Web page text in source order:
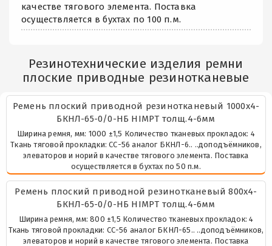
качестве тягового элемента. Поставка
осуществляется в бухтах по 100 п.м.
Резинотехнические изделия ремни
плоские приводные резинотканевые
Ремень плоский приводной резинотканевый 1000х4-
БКНЛ-65-0/0-НБ HIMPT толщ.4-6мм
Ширина ремня, мм: 1000 ±1,5 Количество тканевых прокладок: 4
Ткань тяговой прокладки: СС-56 аналог БКНЛ-6.. ..доподъёмников,
элеваторов и норий в качестве тягового элемента. Поставка
осуществляется в бухтах по 50 п.м.
Ремень плоский приводной резинотканевый 800х4-
БКНЛ-65-0/0-НБ HIMPT толщ.4-6мм
Ширина ремня, мм: 800 ±1,5 Количество тканевых прокладок: 4
Ткань тяговой прокладки: СС-56 аналог БКНЛ-65.. ..доподъёмников,
элеваторов и норий в качестве тягового элемента. Поставка